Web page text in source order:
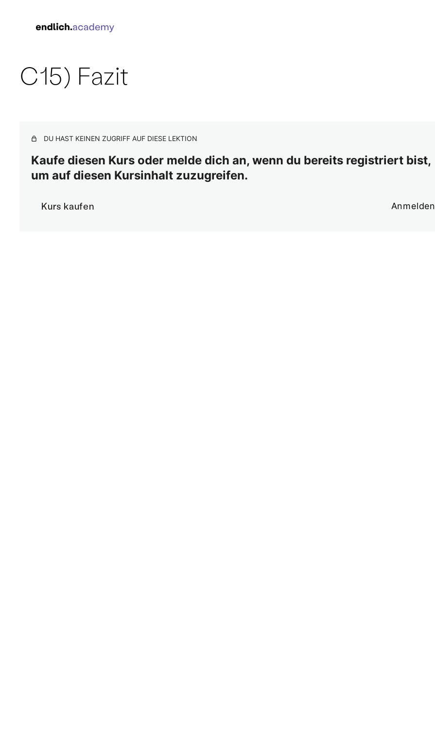
C15) Fazit
DU HAST KEINEN ZUGRIFF AUF DIESE LEKTION
Kaufe diesen Kurs oder melde dich an, wenn du bereits registriert bist,
um auf diesen Kursinhalt zuzugreifen.
Kurs kaufen Anmelden